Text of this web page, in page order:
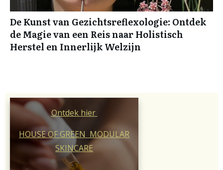
De Kunst van Gezichtsreflexologie: Ontdek
de Magie van een Reis naar Holistisch
Herstel en Innerlijk Welzijn
Ontdek hier
HOUSE OF GREEN MODULAR
SKINCARE